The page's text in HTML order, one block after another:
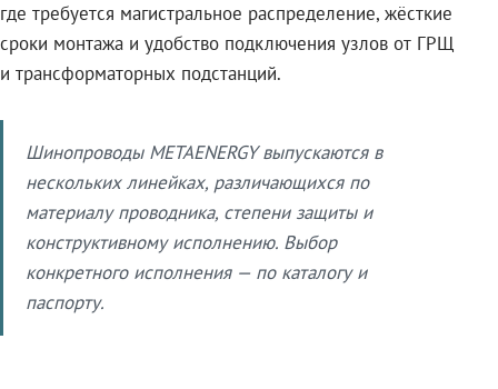
где требуется магистральное распределение, жёсткие
сроки монтажа и удобство подключения узлов от ГРЩ
и трансформаторных подстанций.
Шинопроводы METAENERGY выпускаются в
нескольких линейках, различающихся по
материалу проводника, степени защиты и
конструктивному исполнению. Выбор
конкретного исполнения — по каталогу и
паспорту.